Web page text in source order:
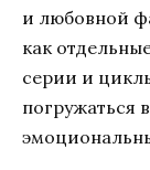
и любовной
как
серии и
погружаться